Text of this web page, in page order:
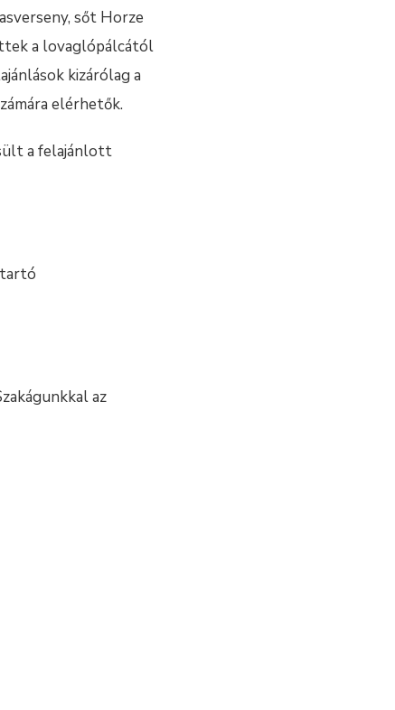
sőt Horze
a lovaglópálcától
kizárólag a
elérhetők.
a felajánlott
tartó
az